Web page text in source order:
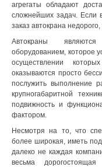
агрегаты обладают
сложнейших задач. Если
заказ автокрана
Автокраны
оборудованием, которое
осуществлении
оказываются просто
послужить выполнение
крупногабаритной
подвижность и
фактором.
Несмотря на то, что
более широкая, иметь
далеко не каждая
весьма